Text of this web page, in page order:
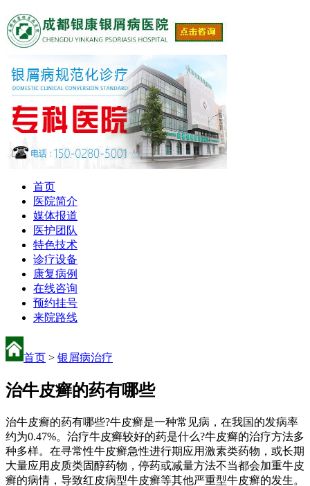
首页
医院简介
媒体报道
医护团队
特色技术
诊疗设备
康复病例
在线咨询
预约挂号
来院路线
首页 > 银屑病治疗
治牛皮癣的药有哪些
治牛皮癣的药有哪些?牛皮癣是一种常见病，在我国的发病率
约为0.47%。治疗牛皮癣较好的药是什么?牛皮癣的治疗方法多
种多样。在寻常性牛皮癣急性进行期应用激素类药物，或长期
大量应用皮质类固醇药物，停药或减量方法不当都会加重牛皮
癣的病情，导致红皮病型牛皮癣等其他严重型牛皮癣的发生。